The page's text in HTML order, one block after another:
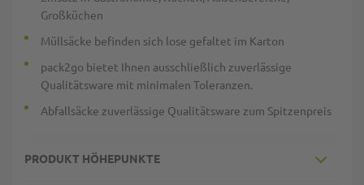
Großküchen
Müllsäcke befinden sich lose gefaltet im Karton
pack2go bietet Ihnen ausschließlich zuverlässige
Qualitätsware mit minimalen Toleranzen.
Abfallsäcke zuverlässige Qualitätsware zum Spitzenpreis
PRODUKT HÖHEPUNKTE